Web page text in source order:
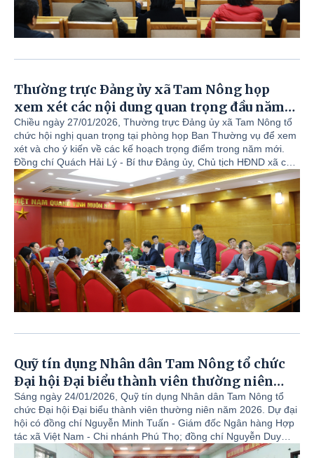
Thường trực Đảng ủy xã Tam Nông họp
xem xét các nội dung quan trọng đầu năm
2026
Chiều ngày 27/01/2026, Thường trực Đảng ủy xã Tam Nông tổ
chức hội nghị quan trọng tại phòng họp Ban Thường vụ để xem
xét và cho ý kiến về các kế hoạch trọng điểm trong năm mới.
Đồng chí Quách Hải Lý - Bí thư Đảng ủy, Chủ tịch HĐND xã chủ
trì hội nghị. Hội nghị tập trung vào công tác xây dựng nông thôn
mới, an sinh xã hội và các hoạt động kỷ niệm lớn của thanh
niên.
Quỹ tín dụng Nhân dân Tam Nông tổ chức
Đại hội Đại biểu thành viên thường niên
năm 2026
Sáng ngày 24/01/2026, Quỹ tín dụng Nhân dân Tam Nông tổ
chức Đại hội Đại biểu thành viên thường niên năm 2026. Dự đại
hội có đồng chí Nguyễn Minh Tuấn - Giám đốc Ngân hàng Hợp
tác xã Việt Nam - Chi nhánh Phú Thọ; đồng chí Nguyễn Duy
Toàn - Phó Giám đốc Ngân hàng Hợp tác xã Việt Nam - Chi